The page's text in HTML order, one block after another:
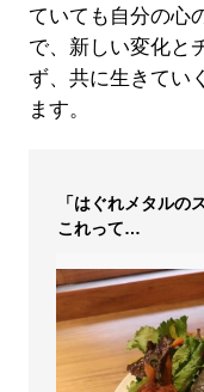
ていても自分の心
で、新しい変化と
ず、共に生きてい
ます。
「はぐれメタルの
これって…